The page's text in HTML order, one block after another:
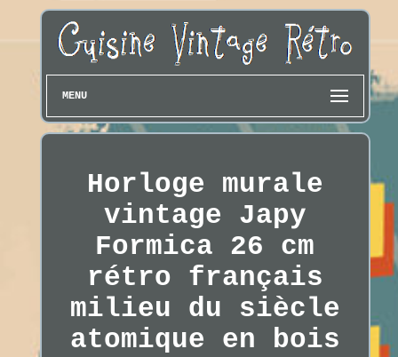
MENU
Horloge murale
vintage Japy
Formica 26 cm
rétro français
milieu du siècle
atomique en bois